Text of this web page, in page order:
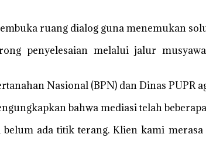
ruang dialog guna menemukan
penyelesaian melalui jalur
Nasional (BPN) dan Dinas PUPR
bahwa mediasi telah
ada titik terang. Klien kami